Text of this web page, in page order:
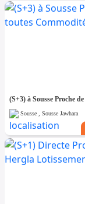
Sousse , Sousse Jawhara